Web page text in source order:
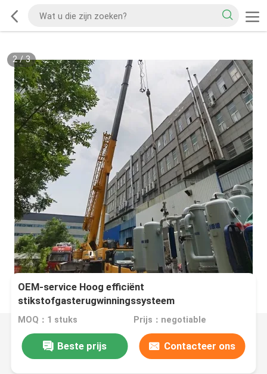
2/3
OEM-service Hoog efficiënt
stikstofgasterugwinningssysteem
explosiebestendig
MOQ：1 stuks Prijs：negotiable
Beste prijs Contacteer ons